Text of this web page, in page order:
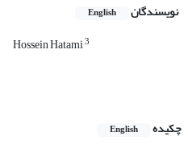
نویسندگان English
Hossein Hatami3
چکیده
English